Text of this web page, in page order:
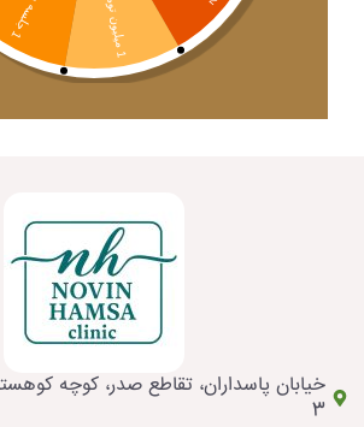
خیابان پاسداران، تقاطع صدر، کوچه
3